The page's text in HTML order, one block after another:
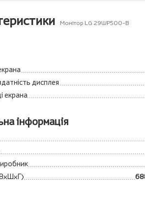
Монітор LG 29WP500-B
дисплея
екрана
інформація